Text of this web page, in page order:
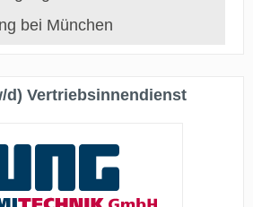
bei München
d) Vertriebsinnendienst